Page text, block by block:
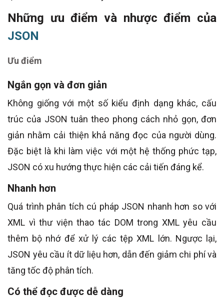
Những ưu điểm và nhược điểm của
JSON
Ưu điểm
Ngắn gọn và đơn giản
Không giống với một số kiểu định dạng khác, cấu
trúc của JSON tuân theo phong cách nhỏ gọn, đơn
giản nhằm cải thiện khả năng đọc của người dùng.
Đặc biệt là khi làm việc với một hệ thống phức tạp,
JSON có xu hướng thực hiện các cải tiến đáng kể.
Nhanh hơn
Quá trình phân tích cú pháp JSON nhanh hơn so với
XML vì thư viện thao tác DOM trong XML yêu cầu
thêm bộ nhớ để xử lý các tệp XML lớn. Ngược lại,
JSON yêu cầu ít dữ liệu hơn, dẫn đến giảm chi phí và
tăng tốc độ phân tích.
Có thể đọc được dễ dàng